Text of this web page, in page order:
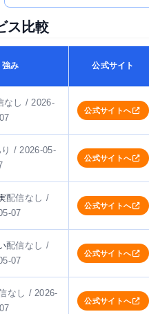
ス比較
強み 公式サイト
なし / 2026-
公式サイトへ
/ 2026-05-
公式サイトへ
配信なし /
07
公式サイトへ
配信なし /
07
公式サイトへ
なし / 2026-
公式サイトへ